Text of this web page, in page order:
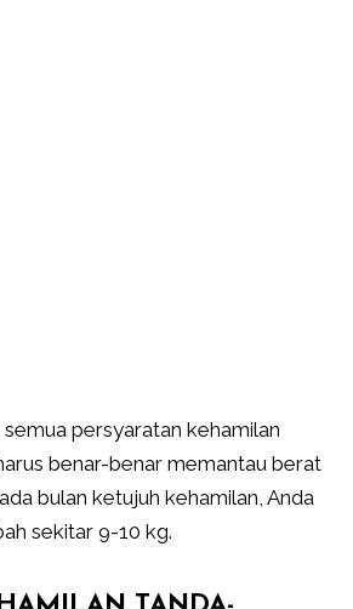
persyaratan kehamilan
benar-benar memantau berat
bulan ketujuh kehamilan, Anda
sekitar 9-10 kg.